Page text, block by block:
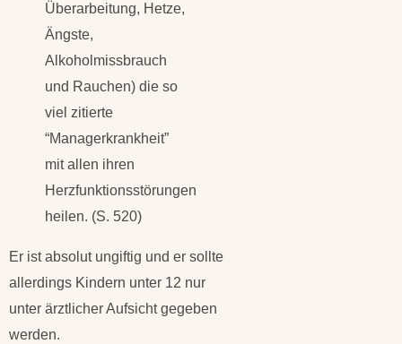
Überarbeitung, Hetze,
Ängste,
Alkoholmissbrauch
und Rauchen) die so
viel zitierte
“Managerkrankheit”
mit allen ihren
Herzfunktionsstörungen
heilen. (S. 520)
Er ist absolut ungiftig und er sollte
allerdings Kindern unter 12 nur
unter ärztlicher Aufsicht gegeben
werden.